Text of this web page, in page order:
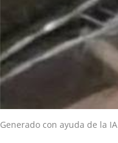
Generado con ayuda de la IA